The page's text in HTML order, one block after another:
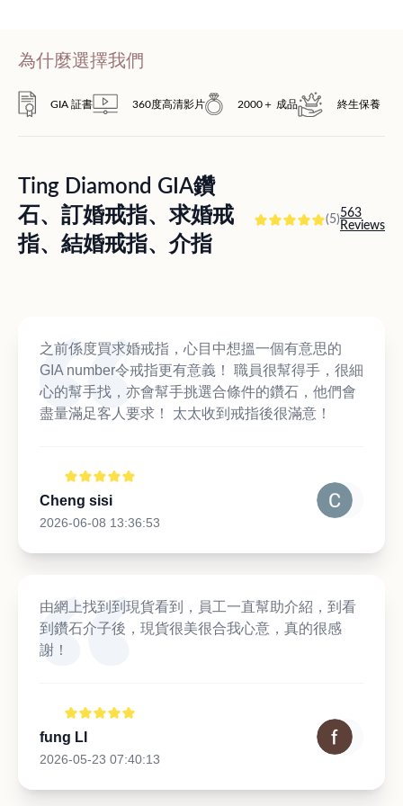
為什麼選擇我們
GIA 証書 360度高清影片 2000＋ 成品 終生保養
Ting Diamond GIA鑽
石、訂婚戒指、求婚戒
指、結婚戒指、介指
(5)563
Reviews
之前係度買求婚戒指，心目中想搵一個有意思的
GIA number令戒指更有意義！ 職員很幫得手，很細
心的幫手找，亦會幫手挑選合條件的鑽石，他們會
盡量滿足客人要求！ 太太收到戒指後很滿意！
Cheng sisi
2026-06-08 13:36:53
由網上找到到現貨看到，員工一直幫助介紹，到看
到鑽石介子後，現貨很美很合我心意，真的很感
謝！
fung LI
2026-05-23 07:40:13